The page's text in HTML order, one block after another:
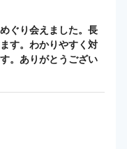
ぐり会えました。長
す。わかりやすく対
。ありがとうござい